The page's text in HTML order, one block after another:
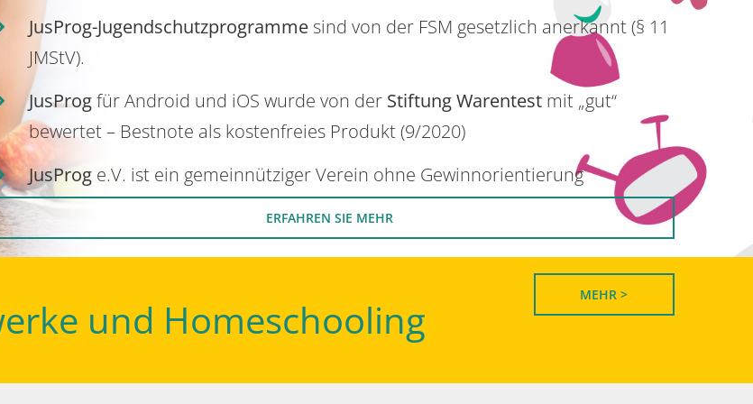
JusProg-Jugendschutzprogrammesind von der FSM gesetzlich anerkannt (§ 11
JMStV).
JusProgfür Android und iOS wurde von der Stiftung Warentestmit „gut“
bewertet – Bestnote als kostenfreies Produkt (9/2020)
JusProge.V. ist ein gemeinnütziger Verein ohne Gewinnorientierung
ERFAHREN SIE MEHR
und Homeschooling
MEHR >